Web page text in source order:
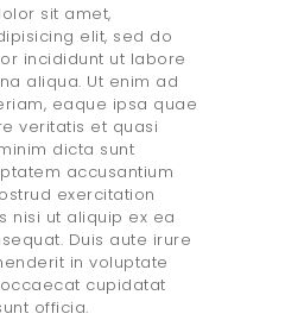
sit amet,
elit, sed do
incididunt ut labore
aliqua. Ut enim ad
eaque ipsa quae
veritatis et quasi
dicta sunt
accusantium
exercitation
nisi ut aliquip ex ea
Duis aute irure
in voluptate
cupidatat
officia.